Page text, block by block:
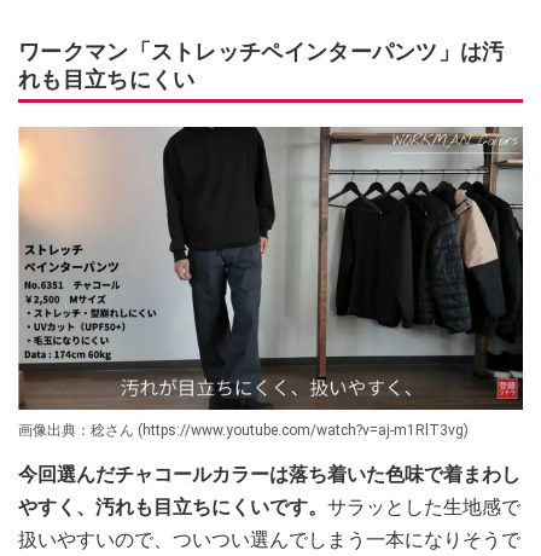
ワークマン「ストレッチペインターパンツ」は汚
れも目立ちにくい
画像出典：稔さん (https://www.youtube.com/watch?v=aj-m1RlT3vg)
今回選んだチャコールカラーは落ち着いた色味で着まわし
やすく、汚れも目立ちにくいです。 サラッとした生地感で
扱いやすいので、ついつい選んでしまう一本になりそうで